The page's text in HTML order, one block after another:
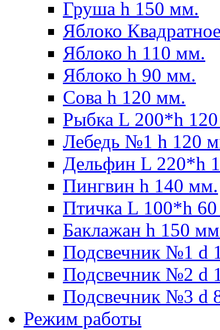
Груша h 150 мм.
Яблоко
Яблоко h 110 мм.
Яблоко h 90 мм.
Сова h 120 мм.
Рыбка L 200*h
Лебедь №1 h 120
Дельфин L 220*h
Пингвин h 140 мм.
Птичка L 100*h
Баклажан h 150
Подсвечник №1 d
Подсвечник №2 d
Подсвечник №3 d
Режим работы